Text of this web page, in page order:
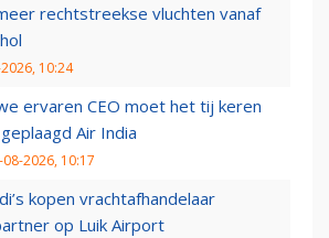
rechtstreekse vluchten vanaf
10:24
ervaren CEO moet het tij keren
Air India
08-2026, 10:17
kopen vrachtafhandelaar
op Luik Airport